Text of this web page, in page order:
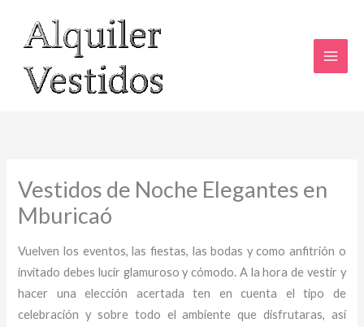
contenido
Vestidos de Noche Elegantes en
Mburicaó
Vuelven los eventos, las fiestas, las bodas y como anfitrión o
invitado debes lucir glamuroso y cómodo. A la hora de vestir y
hacer una elección acertada ten en cuenta el tipo de
celebración y sobre todo el ambiente que disfrutaras, así